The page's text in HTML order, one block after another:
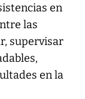
en
las
supervisar
en la